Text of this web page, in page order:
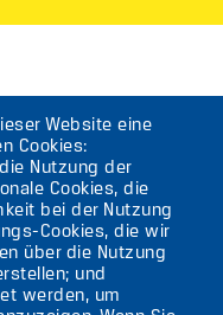
Website eine
Cookies:
Nutzung der
Cookies, die
bei der Nutzung
Cookies, die wir
über die Nutzung
und
werden, um